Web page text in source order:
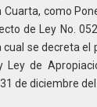
Cuarta, como
de Ley No.
cual se decreta
de
de diciembre del